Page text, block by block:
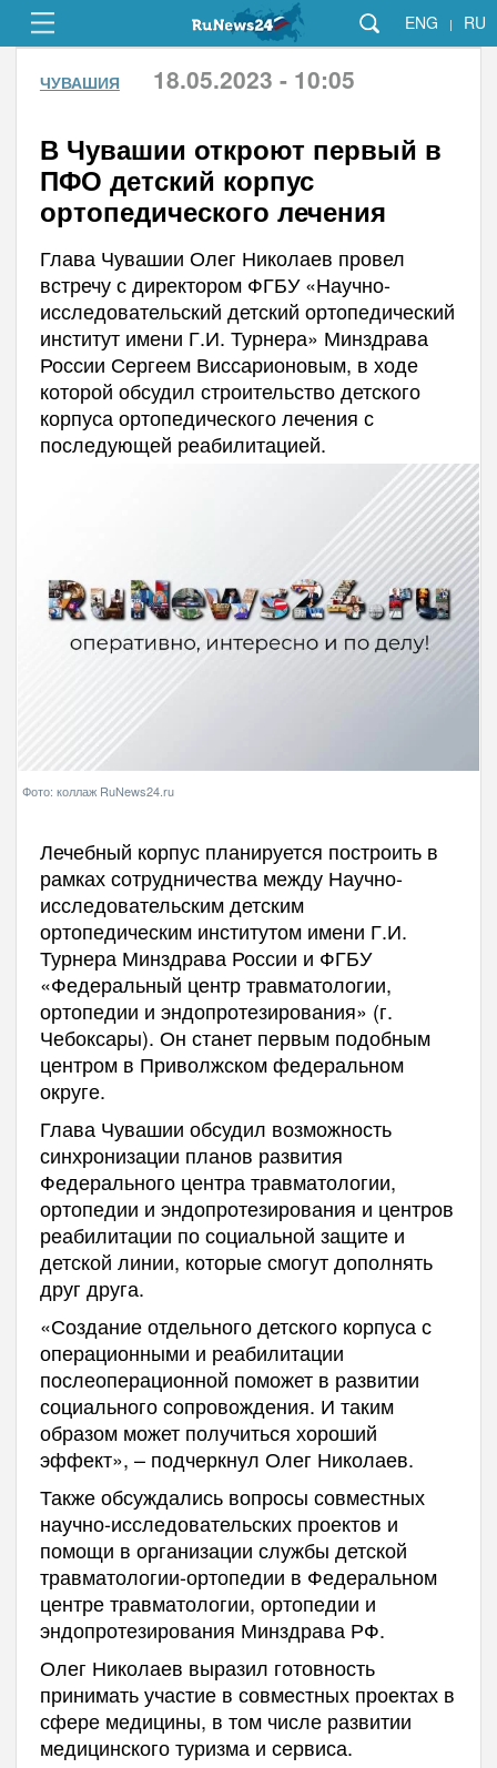
ENG | RU
ЧУВАШИЯ 18.05.2023 - 10:05
В Чувашии откроют первый в
ПФО детский корпус
ортопедического лечения
Глава Чувашии Олег Николаев провел
встречу с директором ФГБУ «Научно-
исследовательский детский ортопедический
институт имени Г.И. Турнера» Минздрава
России Сергеем Виссарионовым, в ходе
которой обсудил строительство детского
корпуса ортопедического лечения с
последующей реабилитацией.
Фото: коллаж RuNews24.ru
Лечебный корпус планируется построить в
рамках сотрудничества между Научно-
исследовательским детским
ортопедическим институтом имени Г.И.
Турнера Минздрава России и ФГБУ
«Федеральный центр травматологии,
ортопедии и эндопротезирования» (г.
Чебоксары). Он станет первым подобным
центром в Приволжском федеральном
округе.
Глава Чувашии обсудил возможность
синхронизации планов развития
Федерального центра травматологии,
ортопедии и эндопротезирования и центров
реабилитации по социальной защите и
детской линии, которые смогут дополнять
друг друга.
«Создание отдельного детского корпуса с
операционными и реабилитации
послеоперационной поможет в развитии
социального сопровождения. И таким
образом может получиться хороший
эффект», – подчеркнул Олег Николаев.
Также обсуждались вопросы совместных
научно-исследовательских проектов и
помощи в организации службы детской
травматологии-ортопедии в Федеральном
центре травматологии, ортопедии и
эндопротезирования Минздрава РФ.
Олег Николаев выразил готовность
принимать участие в совместных проектах в
сфере медицины, в том числе развитии
медицинского туризма и сервиса.